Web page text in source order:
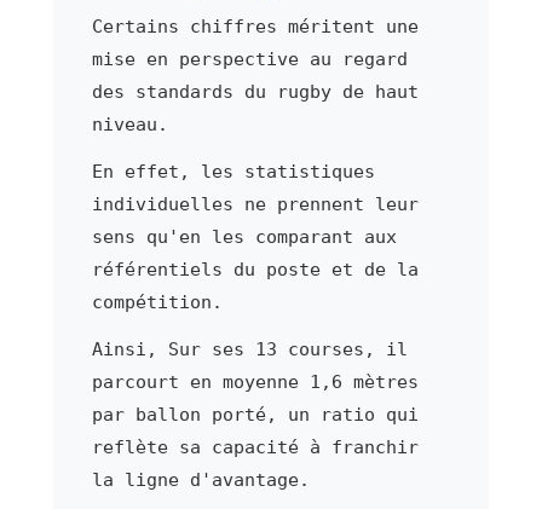
Certains chiffres méritent une
mise en perspective au regard
des standards du rugby de haut
niveau.
En effet, les statistiques
individuelles ne prennent leur
sens qu'en les comparant aux
référentiels du poste et de la
compétition.
Ainsi, Sur ses 13 courses, il
parcourt en moyenne 1,6 mètres
par ballon porté, un ratio qui
reflète sa capacité à franchir
la ligne d'avantage.